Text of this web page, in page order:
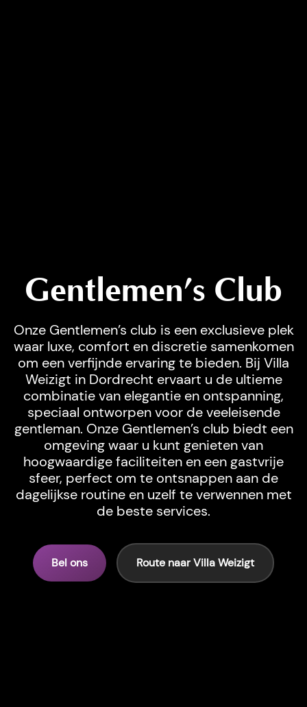
Gentlemen’s Club
Onze Gentlemen’s club is een exclusieve plek
waar luxe, comfort en discretie samenkomen
om een verfijnde ervaring te bieden. Bij Villa
Weizigt in Dordrecht ervaart u de ultieme
combinatie van elegantie en ontspanning,
speciaal ontworpen voor de veeleisende
gentleman. Onze Gentlemen’s club biedt een
omgeving waar u kunt genieten van
hoogwaardige faciliteiten en een gastvrije
sfeer, perfect om te ontsnappen aan de
dagelijkse routine en uzelf te verwennen met
de beste services.
Bel ons Route naar Villa Weizigt